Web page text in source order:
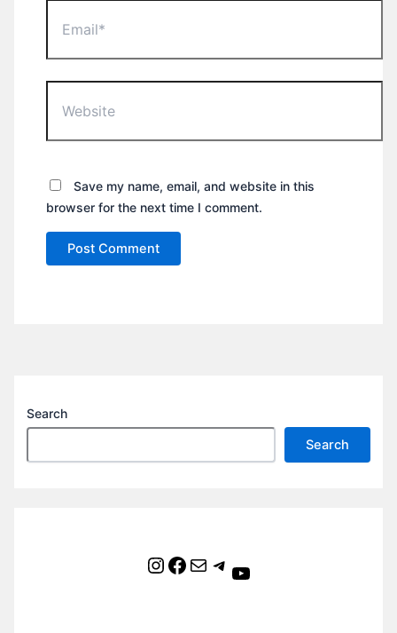
Save my name, email, and website in this
browser for the next time I comment.
Search
Search
Instagram Facebook Mail Telegram YouTube